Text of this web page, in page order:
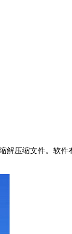
解压缩文件。软